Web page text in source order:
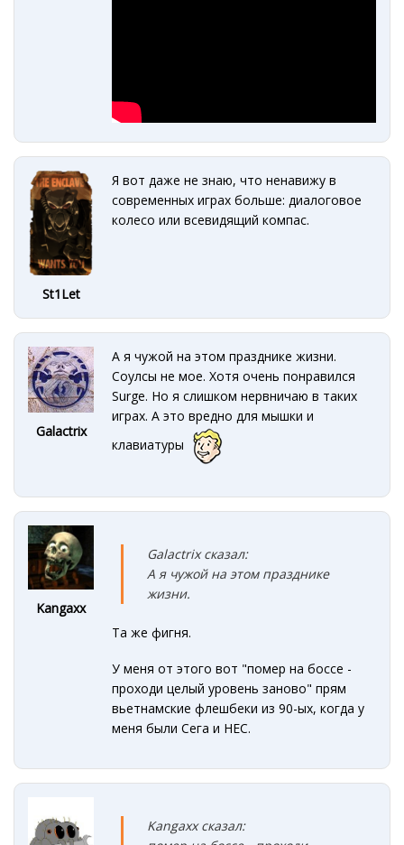
St1Let
Я вот даже не знаю, что ненавижу в
современных играх больше: диалоговое
колесо или всевидящий компас.
Galactrix
А я чужой на этом празднике жизни.
Соулсы не мое. Хотя очень понравился
Surge. Но я слишком нервничаю в таких
играх. А это вредно для мышки и
клавиатуры
Kangaxx
Galactrix сказал:
А я чужой на этом празднике
жизни.
Та же фигня.
У меня от этого вот "помер на боссе -
проходи целый уровень заново" прям
вьетнамские флешбеки из 90-ых, когда у
меня были Сега и НЕС.
Kangaxx сказал: